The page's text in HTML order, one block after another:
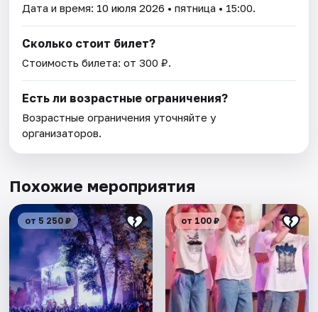
Дата и время: 10 июля 2026 • пятница • 15:00.
Сколько стоит билет?
Стоимость билета: от 300 ₽.
Есть ли возрастные ограничения?
Возрастные ограничения уточняйте у
организаторов.
Похожие мероприятия
от 5 250 ₽ от 100 ₽